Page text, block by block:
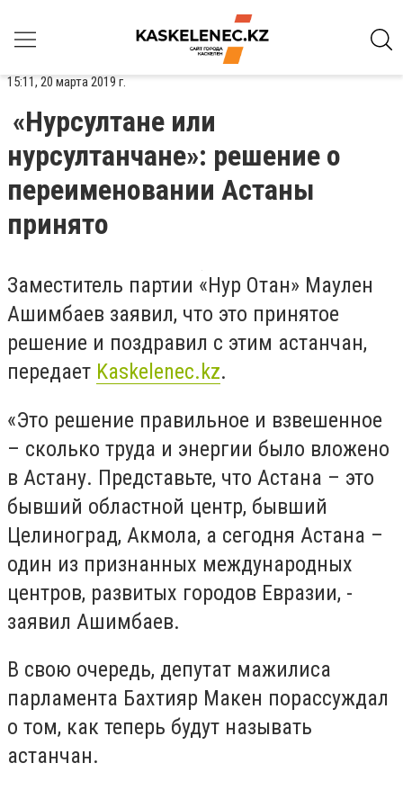
15:11, 20 марта 2019 г.
«Нурсултане или
нурсултанчане»: решение о
переименовании Астаны
принято
Заместитель партии «Нур Отан» Маулен
Ашимбаев заявил, что это принятое
решение и поздравил с этим астанчан,
передает Kaskelenec.kz.
«Это решение правильное и взвешенное
– сколько труда и энергии было вложено
в Астану. Представьте, что Астана – это
бывший областной центр, бывший
Целиноград, Акмола, а сегодня Астана –
один из признанных международных
центров, развитых городов Евразии, -
заявил Ашимбаев.
В свою очередь, депутат мажилиса
парламента Бахтияр Макен порассуждал
о том, как теперь будут называть
астанчан.